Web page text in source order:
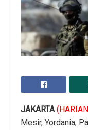
JAKARTA
Mesir, Yordania,